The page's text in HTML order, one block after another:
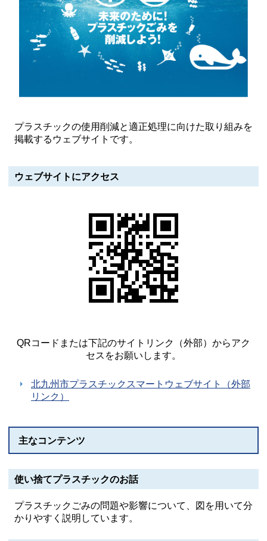
プラスチックの使用削減と適正処理に向けた取り組みを
掲載するウェブサイトです。
ウェブサイトにアクセス
QRコードまたは下記のサイトリンク（外部）からアク
セスをお願いします。
北九州市プラスチックスマートウェブサイト（外部
リンク）
主なコンテンツ
使い捨てプラスチックのお話
プラスチックごみの問題や影響について、図を用いて分
かりやすく説明しています。